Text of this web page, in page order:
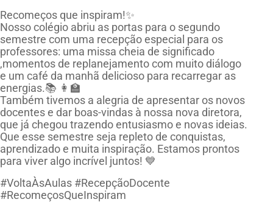
Recomeços que inspiram!✨
Nosso colégio abriu as portas para o segundo
semestre com uma recepção especial para os
professores: uma missa cheia de significado
,momentos de replanejamento com muito diálogo
e um café da manhã delicioso para recarregar as
energias.📚 👩‍🏫
Também tivemos a alegria de apresentar os novos
docentes e dar boas-vindas à nossa nova diretora,
que já chegou trazendo entusiasmo e novas ideias.
Que esse semestre seja repleto de conquistas,
aprendizado e muita inspiração. Estamos prontos
para viver algo incrível juntos! 💙
#VoltaÀsAulas #RecepçãoDocente
#RecomeçosQueInspiram